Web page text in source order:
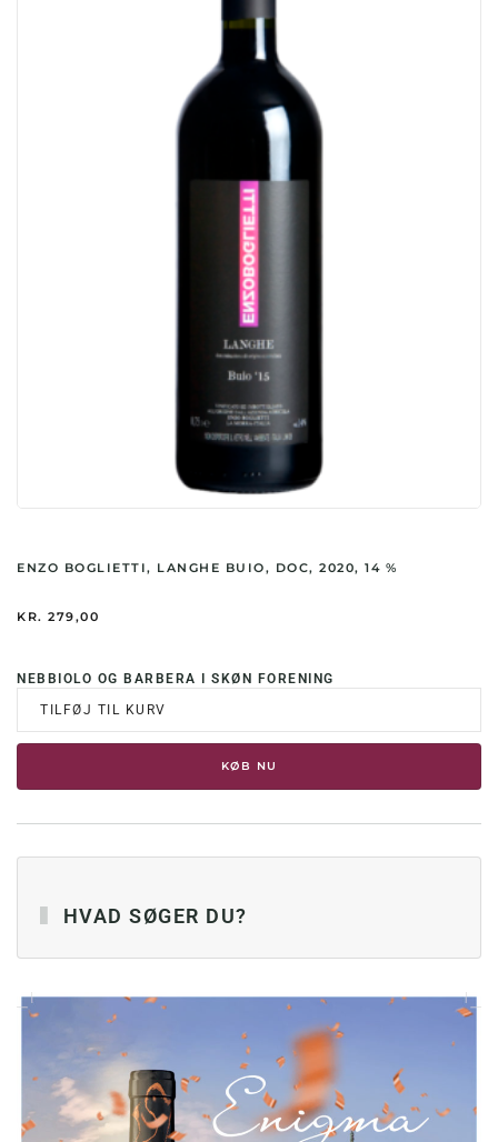
ENZO BOGLIETTI, LANGHE BUIO, DOC, 2020, 14 %
KR. 279,00
NEBBIOLO OG BARBERA I SKØN FORENING
TILFØJ TIL KURV
KØB NU
HVAD SØGER DU?